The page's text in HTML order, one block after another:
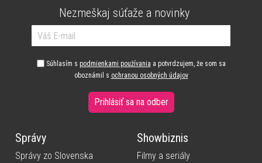
Nezmeškaj súťaže a novinky
Súhlasím s podmienkami používania a potvrdzujem, že som sa
oboznámil s ochranou osobných údajov
Prihlásiť sa na odber
Správy
Správy zo Slovenska
Showbiznis
Filmy a seriály